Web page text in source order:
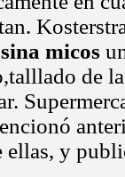
micos
de
ellas, y